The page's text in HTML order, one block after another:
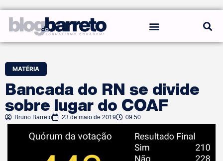
MATÉRIA
Bancada do RN se divide
sobre lugar do COAF
Bruno Barreto 23 de maio de 2019 09:50